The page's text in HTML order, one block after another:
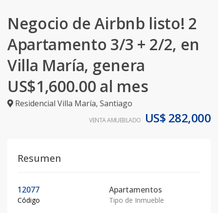
Negocio de Airbnb listo! 2
Apartamento 3/3 + 2/2, en
Villa María, genera
US$1,600.00 al mes
Residencial Villa María, Santiago
VENTA AMUEBLADO US$ 282,000
Resumen
12077
Código
Apartamentos
Tipo de Inmueble